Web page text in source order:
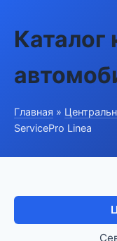
Каталог
Главная »
ServicePro Linea